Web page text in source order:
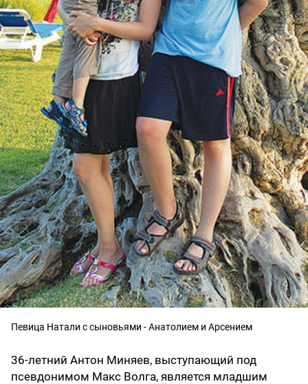
Певица Натали с сыновьями - Анатолием и Арсением
36-летний Антон Миняев, выступающий под
псевдонимом Макс Волга, является младшим